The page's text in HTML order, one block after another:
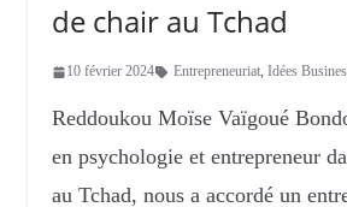
de chair au Tchad
10 février 2024 Entrepreneuriat, Idées
Reddoukou Moïse Vaïgoué
en psychologie et entrepreneur
au Tchad, nous a accordé un